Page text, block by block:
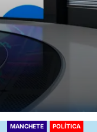
MANCHETE POLÍTICA